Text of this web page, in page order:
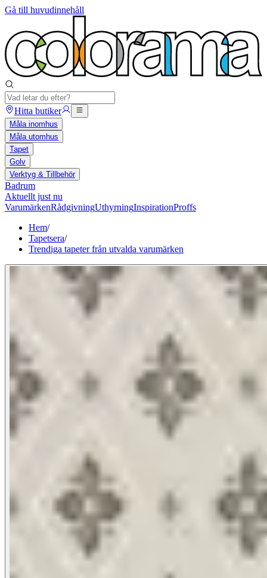
Gå till huvudinnehåll
Hitta butiker
Måla inomhus
Måla utomhus
Tapet
Golv
Verktyg & Tillbehör
Badrum
Aktuellt just nu
VarumärkenRådgivningUthyrningInspirationProffs
Hem/
Tapetsera/
Trendiga tapeter från utvalda varumärken